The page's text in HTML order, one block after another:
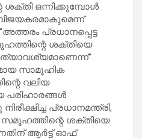
ശക്തി ഒന്നിക്കുമ്പോൾ
പ്രധാനപ്പെട്ട
ശക്തിയെ
സാമൂഹിക
വലിയ
പരിഹാരങ്ങൾ
പ്രധാനമന്ത്രി,
സമൂഹത്തിന്റെ ശക്തിയെ
ആർട്ട് ഓഫ്